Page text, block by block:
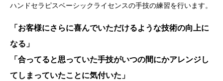
ハンドセラピスベーシックライセンスの手技の練習を行います。
「お客様にさらに喜んでいただけるような技術の向上に
なる」
「合ってると思っていた手技がいつの間にかアレンジし
てしまっていたことに気付いた」